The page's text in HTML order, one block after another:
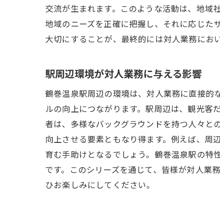
交流が生まれます。このような活動は、地域
地域のニーズを正確に把握し、それに応じた
大切にすることが、最終的には対人業務にお
駅周辺環境が対人業務に与える影響
鶴巻温泉駅周辺の環境は、対人業務に直接的
ルの向上につながります。駅周辺は、観光客
者は、多様なバックグラウンドを持つ人々と
向上させる要素ともなり得ます。例えば、
育む手助けとなるでしょう。鶴巻温泉駅の
です。このシリーズを通じて、皆様が対人業
ひお楽しみにしてください。